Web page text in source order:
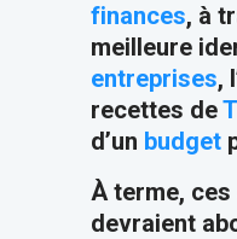
finances, à
meilleure
entreprises,
recettes de
d’un budget
À terme,
devraient